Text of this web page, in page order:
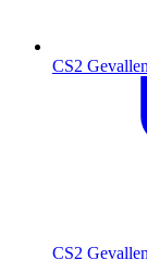
CS2 Gevallen
CS2 Gevallen